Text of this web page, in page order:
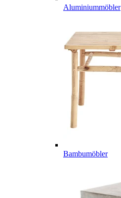
Aluminiummöbler
Bambumöbler